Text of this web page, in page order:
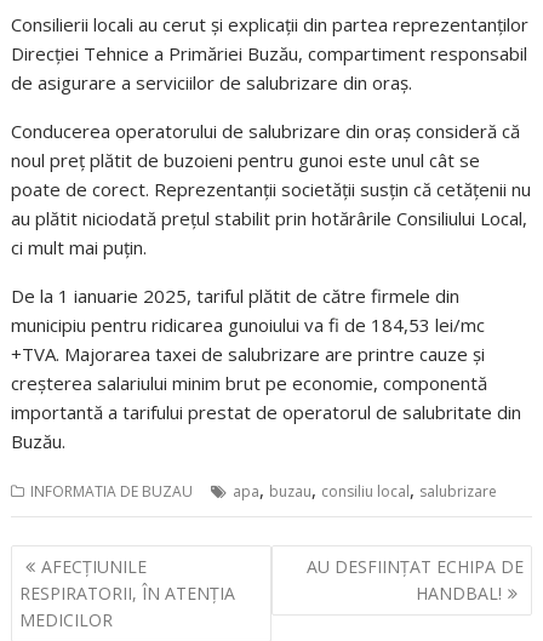
Consilierii locali au cerut și explicații din partea reprezentanților
Direcției Tehnice a Primăriei Buzău, compartiment responsabil
de asigurare a serviciilor de salubrizare din oraș.
Conducerea operatorului de salubrizare din oraș consideră că
noul preț plătit de buzoieni pentru gunoi este unul cât se
poate de corect. Reprezentanții societății susțin că cetățenii nu
au plătit niciodată prețul stabilit prin hotărârile Consiliului Local,
ci mult mai puțin.
De la 1 ianuarie 2025, tariful plătit de către firmele din
municipiu pentru ridicarea gunoiului va fi de 184,53 lei/mc
+TVA. Majorarea taxei de salubrizare are printre cauze și
creșterea salariului minim brut pe economie, componentă
importantă a tarifului prestat de operatorul de salubritate din
Buzău.
INFORMATIA DE BUZAU apa, buzau, consiliu local, salubrizare
Navigare
în
articole
AFECȚIUNILE
RESPIRATORII, ÎN ATENȚIA
MEDICILOR
AU DESFIINȚAT ECHIPA DE
HANDBAL!